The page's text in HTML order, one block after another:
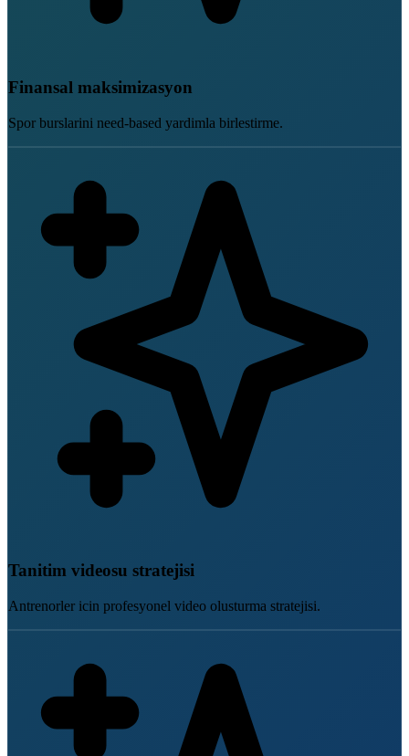
Finansal maksimizasyon
Spor burslarini need-based yardimla birlestirme.
Tanitim videosu stratejisi
Antrenorler icin profesyonel video olusturma stratejisi.